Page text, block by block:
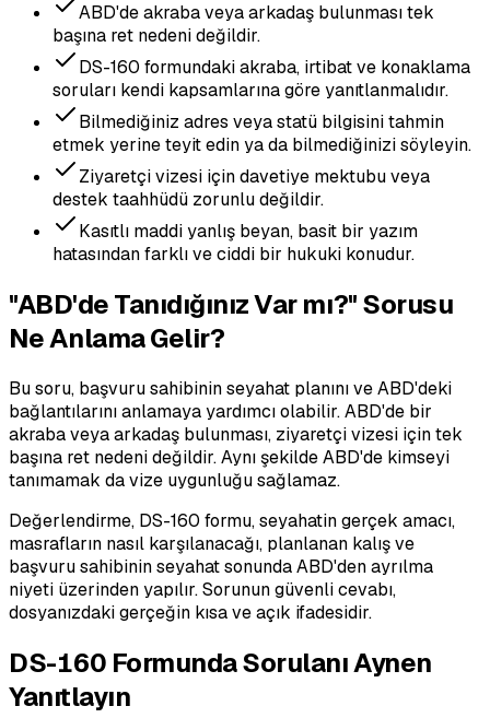
ABD'de akraba veya arkadaş bulunması tek
başına ret nedeni değildir.
DS-160 formundaki akraba, irtibat ve konaklama
soruları kendi kapsamlarına göre yanıtlanmalıdır.
Bilmediğiniz adres veya statü bilgisini tahmin
etmek yerine teyit edin ya da bilmediğinizi söyleyin.
Ziyaretçi vizesi için davetiye mektubu veya
destek taahhüdü zorunlu değildir.
Kasıtlı maddi yanlış beyan, basit bir yazım
hatasından farklı ve ciddi bir hukuki konudur.
"ABD'de Tanıdığınız Var mı?" Sorusu
Ne Anlama Gelir?
Bu soru, başvuru sahibinin seyahat planını ve ABD'deki
bağlantılarını anlamaya yardımcı olabilir. ABD'de bir
akraba veya arkadaş bulunması, ziyaretçi vizesi için tek
başına ret nedeni değildir. Aynı şekilde ABD'de kimseyi
tanımamak da vize uygunluğu sağlamaz.
Değerlendirme, DS-160 formu, seyahatin gerçek amacı,
masrafların nasıl karşılanacağı, planlanan kalış ve
başvuru sahibinin seyahat sonunda ABD'den ayrılma
niyeti üzerinden yapılır. Sorunun güvenli cevabı,
dosyanızdaki gerçeğin kısa ve açık ifadesidir.
DS-160 Formunda Sorulanı Aynen
Yanıtlayın